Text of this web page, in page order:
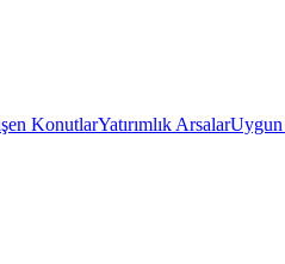
KonutlarYatırımlık ArsalarUygun